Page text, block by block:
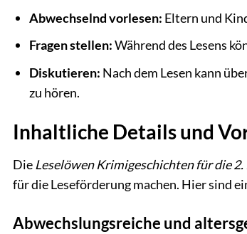
Abwechselnd vorlesen: Eltern und
Fragen stellen:Während des Lesens
Diskutieren: Nach dem Lesen kann
zu hören.
Inhaltliche Details und
Die Leselöwen Krimigeschichten für die 2.
für die Leseförderung machen. Hier sind
Abwechslungsreiche und